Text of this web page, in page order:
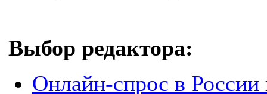
Выбор редактора:
Онлайн-спрос в России